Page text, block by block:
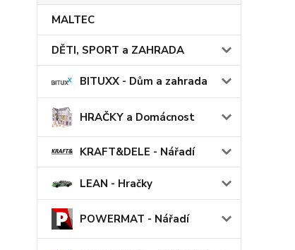
MALTEC
DĚTI, SPORT a ZAHRADA
BITUXX - Dům a zahrada
HRAČKY a Domácnost
KRAFT&DELE - Nářadí
LEAN - Hračky
POWERMAT - Nářadí